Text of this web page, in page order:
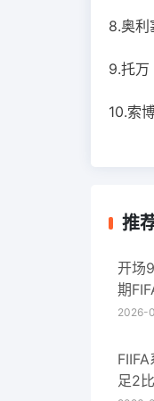
8.奥利
9.托万
10.索
推
开场
期
2026-
足2